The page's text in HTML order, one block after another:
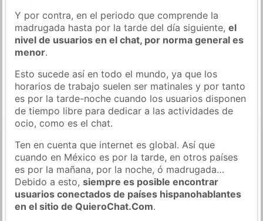
Y por contra, en el periodo que comprende la
madrugada hasta por la tarde del día siguiente,el
nivel de usuarios en el chat, por norma general es
menor.
Esto sucede así en todo el mundo, ya que los
horarios de trabajo suelen ser matinales y por tanto
es por la tarde-noche cuando los usuarios disponen
de tiempo libre para dedicar a las actividades de
ocio, como es el chat.
Ten en cuenta que internet es global. Así que
cuando en México es por la tarde, en otros países
es por la mañana, por la noche, ó madrugada…
Debido a esto,siempre es posible encontrar
usuarios conectados de países hispanohablantes
en el sitio de QuieroChat.Com.